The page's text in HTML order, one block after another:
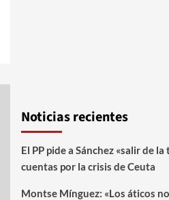
Noticias recientes
El PP pide a Sánchez «salir de
cuentas por la crisis de Ceuta
Montse Mínguez: «Los áticos